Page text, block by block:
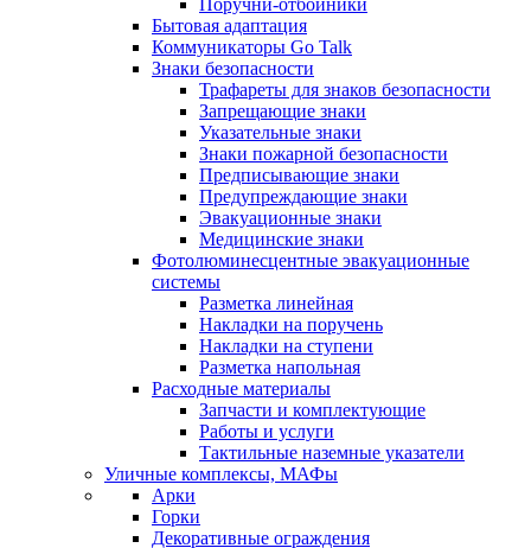
Поручни-отбойники
Бытовая адаптация
Коммуникаторы Go Talk
Знаки безопасности
Трафареты для знаков безопасности
Запрещающие знаки
Указательные знаки
Знаки пожарной безопасности
Предписывающие знаки
Предупреждающие знаки
Эвакуационные знаки
Медицинские знаки
Фотолюминесцентные эвакуационные
системы
Разметка линейная
Накладки на поручень
Накладки на ступени
Разметка напольная
Расходные материалы
Запчасти и комплектующие
Работы и услуги
Тактильные наземные указатели
Уличные комплексы, МАФы
Арки
Горки
Декоративные ограждения